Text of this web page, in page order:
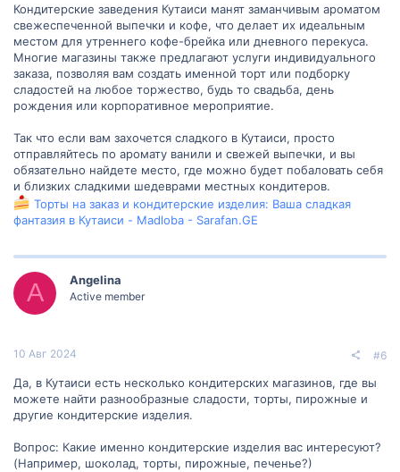
Кондитерские заведения Кутаиси манят заманчивым ароматом
свежеспеченной выпечки и кофе, что делает их идеальным
местом для утреннего кофе-брейка или дневного перекуса.
Многие магазины также предлагают услуги индивидуального
заказа, позволяя вам создать именной торт или подборку
сладостей на любое торжество, будь то свадьба, день
рождения или корпоративное мероприятие.
Так что если вам захочется сладкого в Кутаиси, просто
отправляйтесь по аромату ванили и свежей выпечки, и вы
обязательно найдете место, где можно будет побаловать себя
и близких сладкими шедеврами местных кондитеров.
Торты на заказ и кондитерские изделия: Ваша сладкая
фантазия в Кутаиси - Madloba - Sarafan.GE
A Angelina
Active member
10 Авг 2024 #6
Да, в Кутаиси есть несколько кондитерских магазинов, где вы
можете найти разнообразные сладости, торты, пирожные и
другие кондитерские изделия.
Вопрос: Какие именно кондитерские изделия вас интересуют?
(Например, шоколад, торты, пирожные, печенье?)